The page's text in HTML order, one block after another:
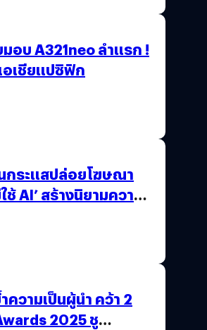
อบ A321neo ลำแรก !
อเชียแปซิฟิก
กระแสปล่อยโฆษณา
ช้ AI’ สร้างนิยามความ
ความเป็นผู้นำ คว้า 2
2025 ชู